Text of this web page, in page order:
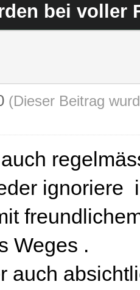
bei voller
(Dieser Beitrag
ignoriere
Weges .
auch